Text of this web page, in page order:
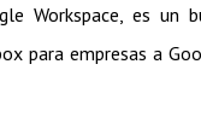
Workspace, es un
para empresas a